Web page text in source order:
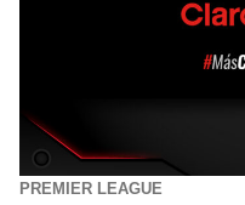
PREMIER LEAGUE